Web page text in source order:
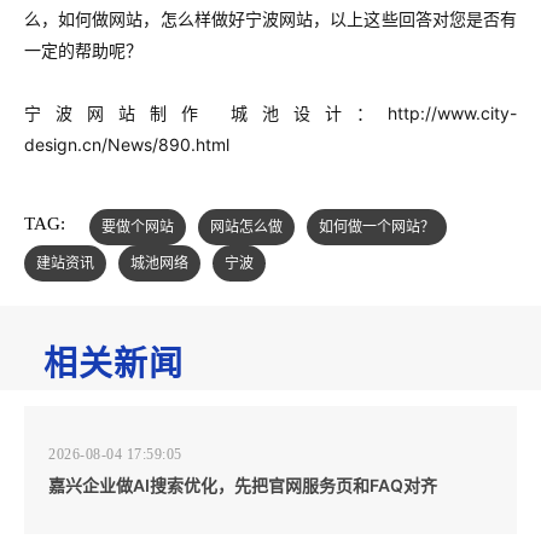
么，如何做网站，怎么样做好宁波网站，以上这些回答对您是否有
一定的帮助呢？
宁波网站制作 城池设计：http://www.city-
design.cn/News/890.html
TAG: 要做个网站 网站怎么做
如何做一个网站？
建站资讯
城池网络 宁波
相关新闻
2026-08-04 17:59:05
嘉兴企业做AI搜索优化，先把官网服务页和FAQ对齐